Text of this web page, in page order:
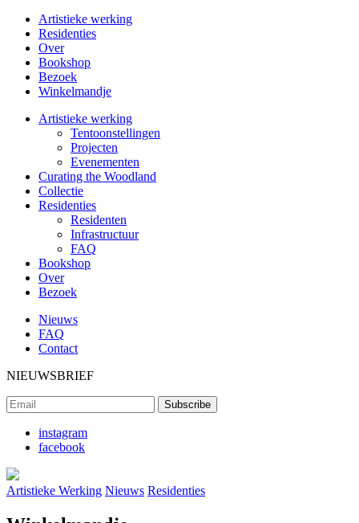
Artistieke werking
Residenties
Over
Bookshop
Bezoek
Winkelmandje
Artistieke werking
Tentoonstellingen
Projecten
Evenementen
Curating the Woodland
Collectie
Residenties
Residenten
Infrastructuur
FAQ
Bookshop
Over
Bezoek
Nieuws
FAQ
Contact
NIEUWSBRIEF
instagram
facebook
Artistieke Werking Nieuws Residenties